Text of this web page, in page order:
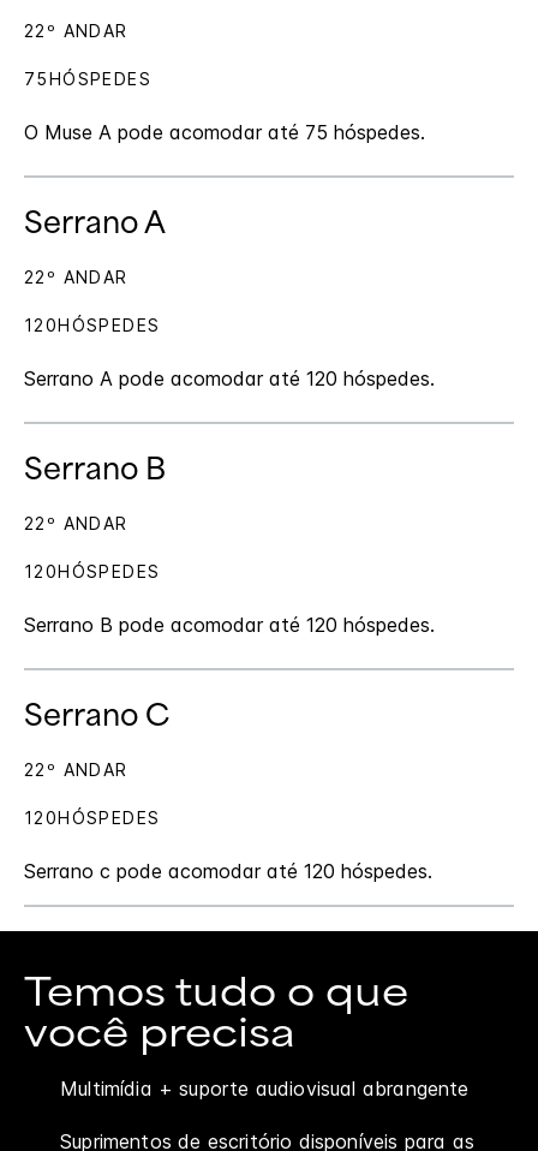
O Muse A pode acomodar até 75 hóspedes.
22º ANDAR
75HÓSPEDES
Serrano A
Serrano A pode acomodar até 120 hóspedes.
22º ANDAR
120HÓSPEDES
Serrano B
Serrano B pode acomodar até 120 hóspedes.
22º ANDAR
120HÓSPEDES
Serrano C
Serrano c pode acomodar até 120 hóspedes.
22º ANDAR
120HÓSPEDES
Temos tudo o que
você precisa
Multimídia + suporte audiovisual abrangente
Suprimentos de escritório disponíveis para as